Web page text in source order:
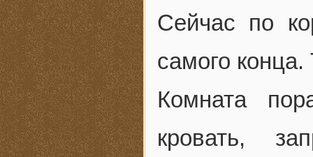
Сейчас по
самого
Комната
кровать,